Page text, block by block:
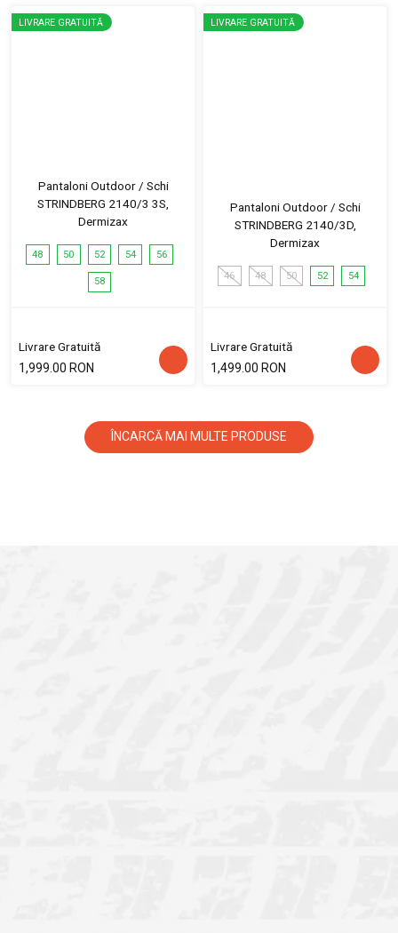
LIVRARE GRATUITĂ
Pantaloni Outdoor / Schi
STRINDBERG 2140/3 3S,
Dermizax
48 50 52 54 56
58
Livrare Gratuită
1,999.00 RON
LIVRARE GRATUITĂ
Pantaloni Outdoor / Schi
STRINDBERG 2140/3D,
Dermizax
46 48 50 52 54
Livrare Gratuită
1,499.00 RON
ÎNCARCĂ MAI MULTE PRODUSE